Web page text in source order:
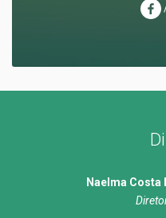
Naelma Costa